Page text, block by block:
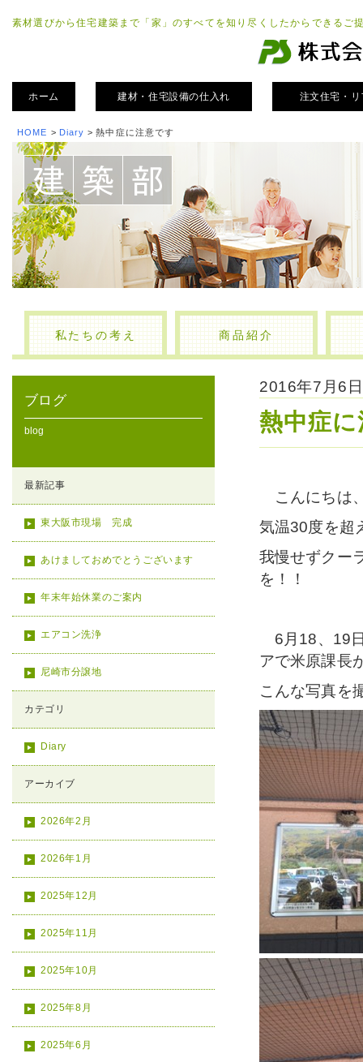
素材選びから住宅建築まで「家」のすべてを知り尽くしたからできるご
ホーム 建材・住宅設備の仕入れ 注文住宅・
HOME > Diary > 熱中症に注意です
私たちの考え 商品紹介
ブログ
blog
最新記事
東大阪市現場 完成
あけましておめでとうございます
年末年始休業のご案内
エアコン洗浄
尼崎市分譲地
カテゴリ
Diary
アーカイブ
2026年2月
2026年1月
2025年12月
2025年11月
2025年10月
2025年8月
2025年6月
2016年7月6
熱中症
こんにちは
気温30度を超
我慢せずクー
を！！
6月18、19
アで米原課長
こんな写真を